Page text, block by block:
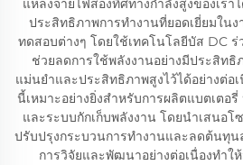
แหล่งจ่ายไฟสองทิศทางกำลังสูงของเรา
ประสิทธิภาพการทำงานที่ยอดเยี่ยมใน
ทดสอบต่างๆ โดยใช้เทคโนโลยีบัส DC
ช่วยลดการใช้พลังงานอย่างมีประสิท
แม่นยำและประสิทธิภาพสูงไว้ได้อย่างต่อ
นี้เหมาะอย่างยิ่งสำหรับการผลิตแบตเตอ
และระบบกักเก็บพลังงาน โดยนำเสนอ
ปรับปรุงกระบวนการทำงานและลดต้นทุน
การวิจัยและพัฒนาอย่างต่อเนื่องทำใ